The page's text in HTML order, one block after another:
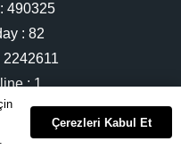
490325
: 82
2242611
: 1
Çerezleri Kabul Et